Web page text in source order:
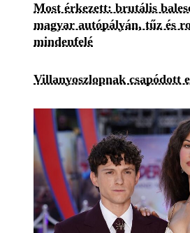
Most érkezett: brutális
magyar autópályán, tűz és
mindenfelé
Villanyoszlopnak csapódott